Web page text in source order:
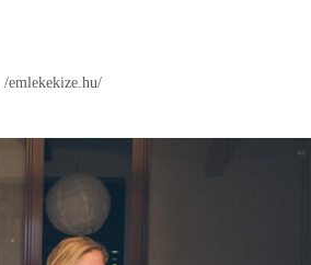
/emlekekize.hu/